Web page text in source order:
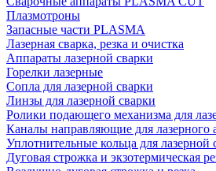
Плазмотроны
Запасные части PLASMA
Лазерная сварка, резка и очистка
Аппараты лазерной сварки
Горелки лазерные
Сопла для лазерной сварки
Линзы для лазерной сварки
Ролики подающего механизма для
Каналы направляющие для лазерного
Уплотнительные кольца для лазерной
Дуговая строжка и экзотермическая